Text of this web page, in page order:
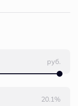
руб.
20.1%